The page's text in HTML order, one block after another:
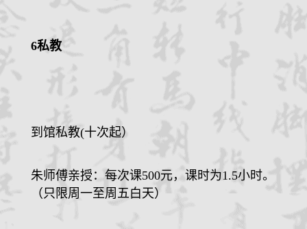
6私教
到馆私教(十次起）
朱师傅亲授：每次课500元，课时为1.5小时。
（只限周一至周五白天）